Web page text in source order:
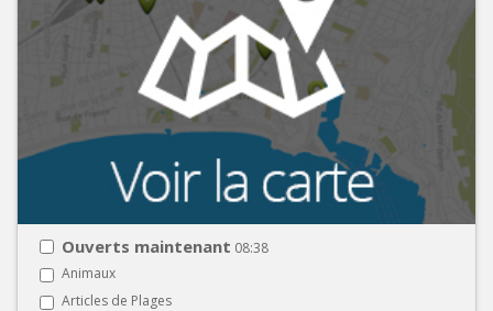
Ouverts maintenant 08:38
Animaux
Articles de Plages